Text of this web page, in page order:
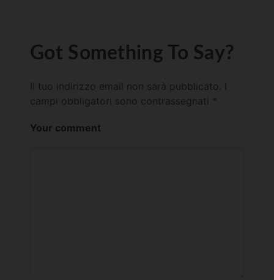
Got Something To Say?
Il tuo indirizzo email non sarà pubblicato.
campi obbligatori sono contrassegnati *
Your comment